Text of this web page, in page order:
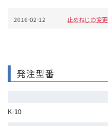
2016-02-12 止めねじの変更
発注型番
K-10